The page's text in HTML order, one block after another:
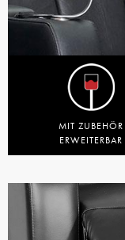
MIT ZUBEHÖR
ERWEITERBAR